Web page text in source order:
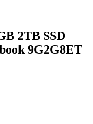
2TB SSD
9G2G8ET